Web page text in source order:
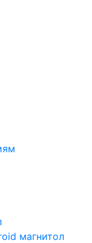
магнитол